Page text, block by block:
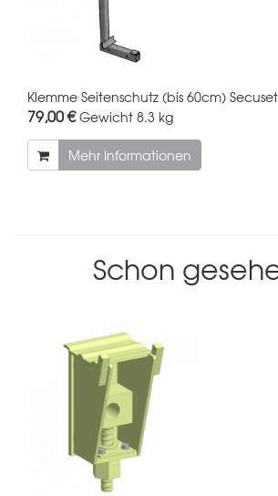
Klemme Seitenschutz (bis 60cm) Secuset
79,00 €Gewicht 8.3 kg
Mehr Informationen
Schon